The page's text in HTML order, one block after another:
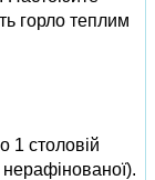
горло теплим
1 столовій